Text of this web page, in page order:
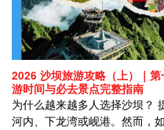
2026 沙坝旅游攻略（上）｜
游时间与必去景点完整指南
为什么越来越多人选择沙坝？
河内、下龙湾或岘港。然而，